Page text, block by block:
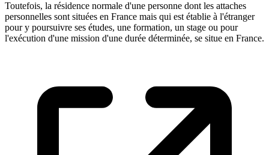
Toutefois, la résidence normale d'une personne dont les attaches
personnelles sont situées en France mais qui est établie à l'étranger
pour y poursuivre ses études, une formation, un stage ou pour
l'exécution d'une mission d'une durée déterminée, se situe en France.